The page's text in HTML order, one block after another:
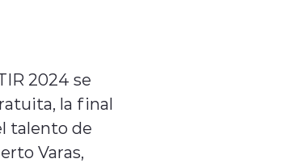
2024 se
la final
talento de
Varas,